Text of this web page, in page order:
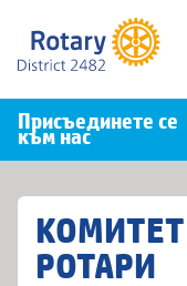
Присъединете се
към нас
РОТАРИ